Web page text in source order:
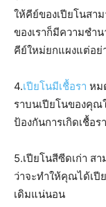
ให้คีย์ของเปียโนสา
ของเราก็มีความชำ
คีย์ใหม่ยกแผงแต่อย่
4.เปียโนมีเชื้อรา หม
ราบนเปียโนของคุณ
ป้องกันการเกิดเชื้อร
5.เปียโนสีซีดเก่า ส
ว่าจะทำให้คุณได้เปี
เดิมแน่นอน